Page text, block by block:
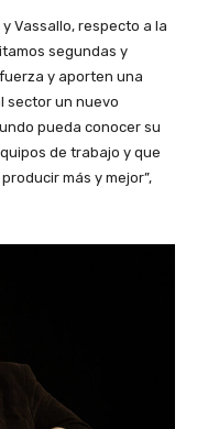
Vassallo, respecto a la
segundas y
y aporten una
sector un nuevo
pueda conocer su
de trabajo y que
más y mejor”,